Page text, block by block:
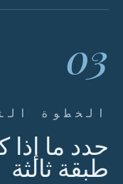
03
الخطوة
حدد ما
طبقة ثالثة